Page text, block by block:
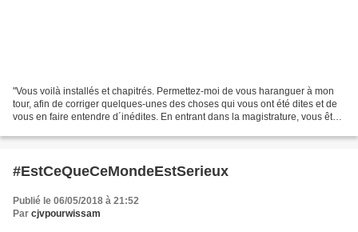
"Vous voilà installés et chapitrés. Permettez-moi de vous haranguer à mon
tour, afin de corriger quelques-unes des choses qui vous ont été dites et de
vous en faire entendre d´inédites. En entrant dans la magistrature, vous êtes
#EstCeQueCeMondeEstSerieux
Publié le 06/05/2018 à 21:52
Par cjvpourwissam